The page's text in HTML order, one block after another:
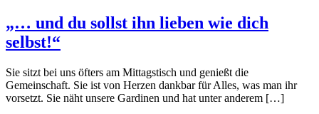
„… und du sollst ihn lieben wie dich
selbst!“
Sie sitzt bei uns öfters am Mittagstisch und genießt die
Gemeinschaft. Sie ist von Herzen dankbar für Alles, was man ihr
vorsetzt. Sie näht unsere Gardinen und hat unter anderem […]